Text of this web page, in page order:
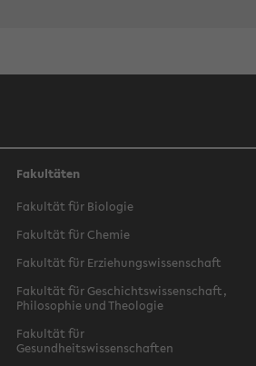
Fakultäten
Fakultät für Biologie
Fakultät für Chemie
Fakultät für Erziehungswissenschaft
Fakultät für Geschichtswissenschaft,
Philosophie und Theologie
Fakultät für
Gesundheitswissenschaften